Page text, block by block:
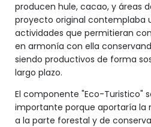
producen hule, cacao, y áreas
proyecto original contemplaba
actividades que permitieran
en armonía con ella
siendo productivos de forma
largo plazo.
El componente "Eco-Turistico"
importante porque aportaría la
a la parte forestal y de